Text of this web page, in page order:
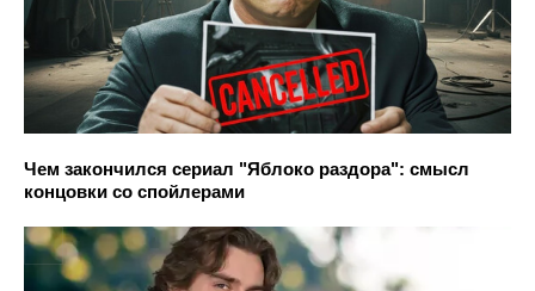
Чем закончился сериал "Яблоко раздора": смысл
концовки со спойлерами